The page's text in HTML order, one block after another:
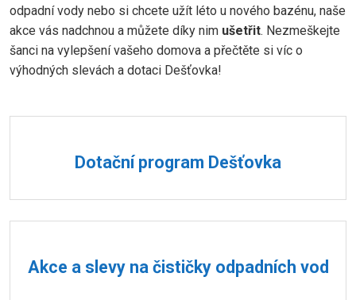
odpadní vody nebo si chcete užít léto u nového bazénu, naše
akce vás nadchnou a můžete díky nim ušetřit. Nezmeškejte
šanci na vylepšení vašeho domova a přečtěte si víc o
výhodných slevách a dotaci Dešťovka!
Dotační program Dešťovka
Akce a slevy na čističky odpadních vod